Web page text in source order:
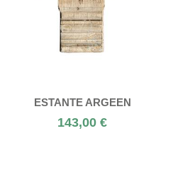
ESTANTE ARGEEN
143,00 €